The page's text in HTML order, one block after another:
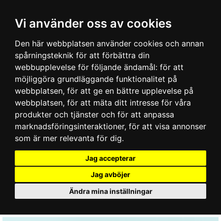
Vi använder oss av cookies
Den här webbplatsen använder cookies och annan
spårningsteknik för att förbättra din
webbupplevelse för följande ändamål: för att
möjliggöra grundläggande funktionalitet på
webbplatsen, för att ge en bättre upplevelse på
webbplatsen, för att mäta ditt intresse för våra
produkter och tjänster och för att anpassa
marknadsföringsinteraktioner, för att visa annonser
som är mer relevanta för dig.
Jag accepterar
Jag avböjer
Ändra mina inställningar